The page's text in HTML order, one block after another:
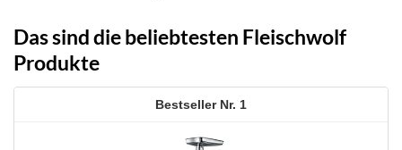
Das sind die beliebtesten Fleischwolf
Produkte
1